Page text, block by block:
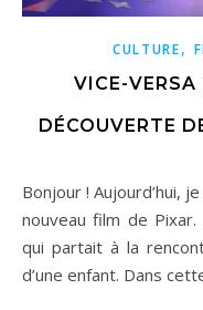
CULTURE,
VICE-
DÉCOUVERTE
Bonjour ! Aujourd’hui, je vais vous parler de Vice-Versa 2, le
nouveau film de
qui partait à la
d’une enfant. Dans